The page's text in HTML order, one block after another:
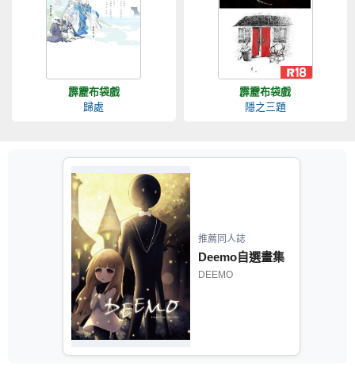
霹靂布袋戲
歸處
霹靂布袋戲
隱之三題
推薦同人誌
Deemo自選畫集
DEEMO